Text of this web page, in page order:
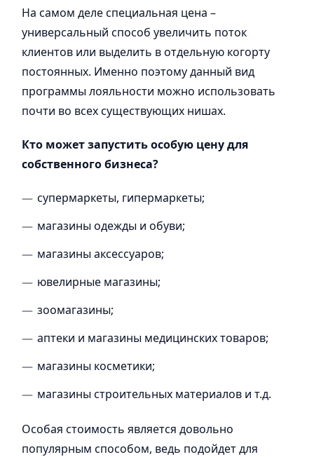
На самом деле специальная цена –
универсальный способ увеличить поток
клиентов или выделить в отдельную когорту
постоянных. Именно поэтому данный вид
программы лояльности можно использовать
почти во всех существующих нишах.
Кто может запустить особую цену для
собственного бизнеса?
супермаркеты, гипермаркеты;
магазины одежды и обуви;
магазины аксессуаров;
ювелирные магазины;
зоомагазины;
аптеки и магазины медицинских товаров;
магазины косметики;
магазины строительных материалов и т.д.
Особая стоимость является довольно
популярным способом, ведь подойдет для